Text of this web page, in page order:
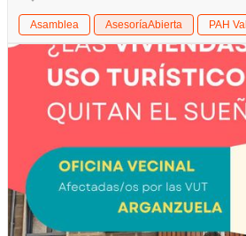
Asamblea AsesoríaAbierta PAH